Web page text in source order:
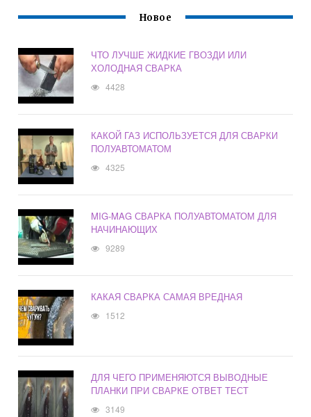
Новое
ЧТО ЛУЧШЕ ЖИДКИЕ ГВОЗДИ ИЛИ
ХОЛОДНАЯ СВАРКА
4428
КАКОЙ ГАЗ ИСПОЛЬЗУЕТСЯ ДЛЯ СВАРКИ
ПОЛУАВТОМАТОМ
4325
MIG-MAG СВАРКА ПОЛУАВТОМАТОМ ДЛЯ
НАЧИНАЮЩИХ
9289
КАКАЯ СВАРКА САМАЯ ВРЕДНАЯ
1512
ДЛЯ ЧЕГО ПРИМЕНЯЮТСЯ ВЫВОДНЫЕ
ПЛАНКИ ПРИ СВАРКЕ ОТВЕТ ТЕСТ
3149